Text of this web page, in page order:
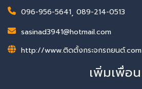
096-956-5641, 089-214-0513
sasinad3941@hotmail.com
http://www.ติดตั้งกระจกรถยนต์.com
เพิ่มเพื่อน